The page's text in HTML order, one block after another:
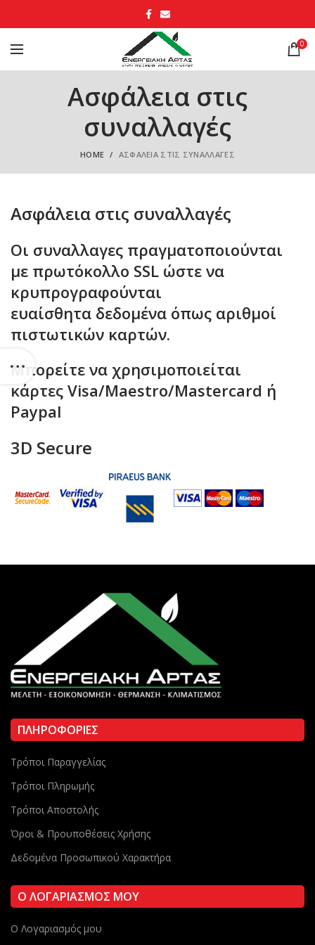
0
Ασφάλεια στις
συναλλαγές
HOME ΑΣΦΆΛΕΙΑ ΣΤΙΣ ΣΥΝΑΛΛΑΓΈΣ
Ασφάλεια στις συναλλαγές
Οι συναλλαγες πραγματοποιούνται
με πρωτόκολλο SSL ώστε να
κρυπρογραφούνται
ευαίσθητα δεδομένα όπως αριθμοί
πιστωτικών καρτών.
Μπορείτε να χρησιμοποιείται
κάρτες Visa/Maestro/Mastercard ή
Paypal
3D Secure
ΠΛΗΡΟΦΟΡΙΕΣ
Τρόποι Παραγγελίας
Τρόποι Πληρωμής
Τρόποι Αποστολής
Όροι & Προυποθέσεις Χρήσης
Δεδομένα Προσωπικού Χαρακτήρα
Ο ΛΟΓΑΡΙΑΣΜΟΣ ΜΟΥ
Ο Λογαριασμός μου